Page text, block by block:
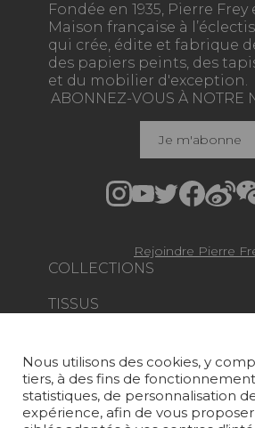
Fondée en 1935, Pierre Frey
Maison française à
qui crée, édite et fabrique
des papiers peints, des
et du mobilier d'exception.
COLLECTIONS
TISSUS
TAPIS ET MOQUETTES
MOBILIER
ABONNEZ-VOUS À NOTRE
Je m'abonne
Rejoindre Pierre
Nous utilisons des cookies, y
tiers, à des fins de
statistiques, de personnalisation
expérience, afin de vous